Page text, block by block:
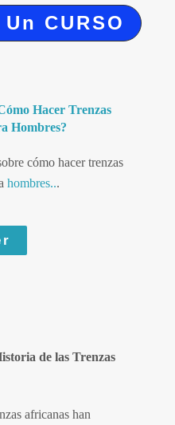
CURSO
Hacer Trenzas
Hombres?
cómo hacer trenzas
hombres...
de las Trenzas
africanas han